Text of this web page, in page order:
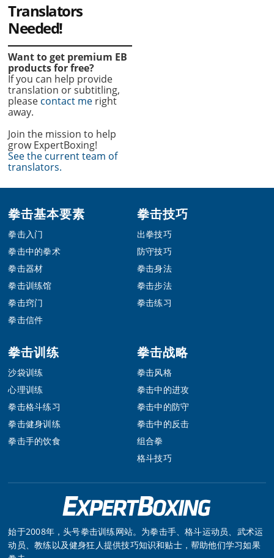
Translators
Needed!
Want to get premium EB
products for free?
If you can help provide
translation or subtitling,
please contact me right
away.
Join the mission to help
grow ExpertBoxing!
See the current team of
translators.
Footer
拳击基本要素
拳击入门
拳击中的拳术
拳击器材
拳击训练馆
拳击窍门
拳击信件
拳击技巧
出拳技巧
防守技巧
拳击身法
拳击步法
拳击练习
拳击训练
沙袋训练
心理训练
拳击格斗练习
拳击健身训练
拳击手的饮食
拳击战略
拳击风格
拳击中的进攻
拳击中的防守
拳击中的反击
组合拳
格斗技巧
始于2008年，头号拳击训练网站。为拳击手、格斗运动员、武术运
动员、教练以及健身狂人提供技巧知识和贴士，帮助他们学习如果